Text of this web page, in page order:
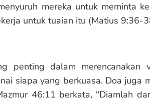
mereka untuk meminta
untuk tuaian itu (Matius 9:36-
penting dalam merencanakan
siapa yang berkuasa. Doa juga
46:11 berkata, "Diamlah